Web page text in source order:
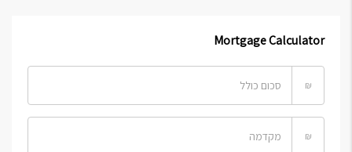
Mortgage Calculator
₪
₪